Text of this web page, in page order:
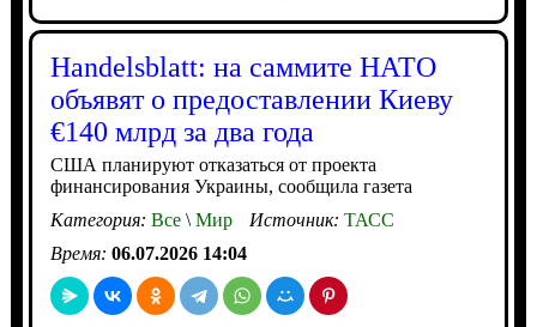
Handelsblatt: на саммите НАТО
объявят о предоставлении Киеву
€140 млрд за два года
США планируют отказаться от проекта
финансирования Украины, сообщила газета
Категория: Все\Мир Источник: ТАСС
Время: 06.07.2026 14:04